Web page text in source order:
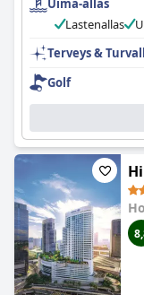
Uima-allas
Lastenallas
Terveys &
Golf